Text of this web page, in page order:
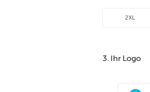
2XL
3. Ihr Logo